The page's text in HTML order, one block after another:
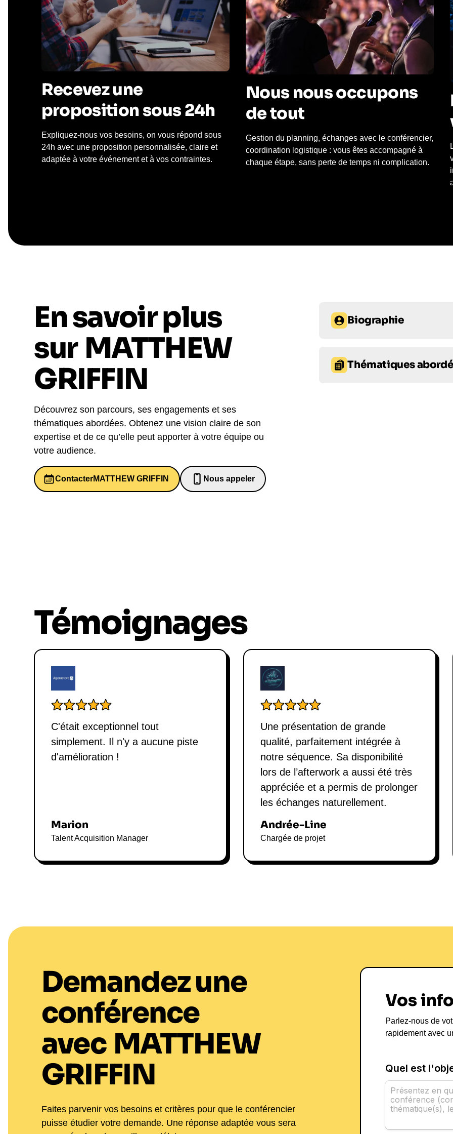
Recevez une
proposition sous 24h
Expliquez-nous vos besoins, on vous répond sous
24h avec une proposition personnalisée, claire et
adaptée à votre événement et à vos contraintes.
Nous nous occupons
de tout
Gestion du planning, échanges avec le conférencier,
coordination logistique : vous êtes accompagné à
chaque étape, sans perte de temps ni complication.
En savoir plus
sur MATTHEW
GRIFFIN
Découvrez son parcours, ses engagements et ses
thématiques abordées. Obtenez une vision claire de son
expertise et de ce qu’elle peut apporter à votre équipe ou
votre audience.
ContacterMATTHEW GRIFFIN
Nous appeler
0652698481
Biographie
Kurzweil », est un futuriste primé
ATOS et Dell, il a créé le 311
Thématiques
Témoignages
C'était exceptionnel tout
simplement. Il n'y a aucune piste
d'amélioration !
Marion
Talent Acquisition Manager
Une présentation de grande
qualité, parfaitement intégrée à
notre séquence. Sa disponibilité
lors de l’afterwork a aussi été très
appréciée et a permis de prolonger
les échanges naturellement.
Andrée-Line
Chargée de projet
Demandez une
conférence
avec MATTHEW
GRIFFIN
Faites parvenir vos besoins et critères pour que le conférencier
puisse étudier votre demande. Une réponse adaptée vous sera
Vos
Parlez-nous de
rapidement avec